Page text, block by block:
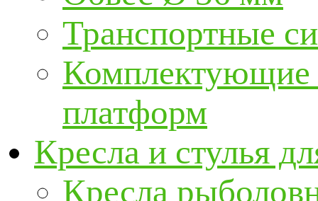
Транспортные
Комплектующие
платформ
Кресла и стулья
Кресла